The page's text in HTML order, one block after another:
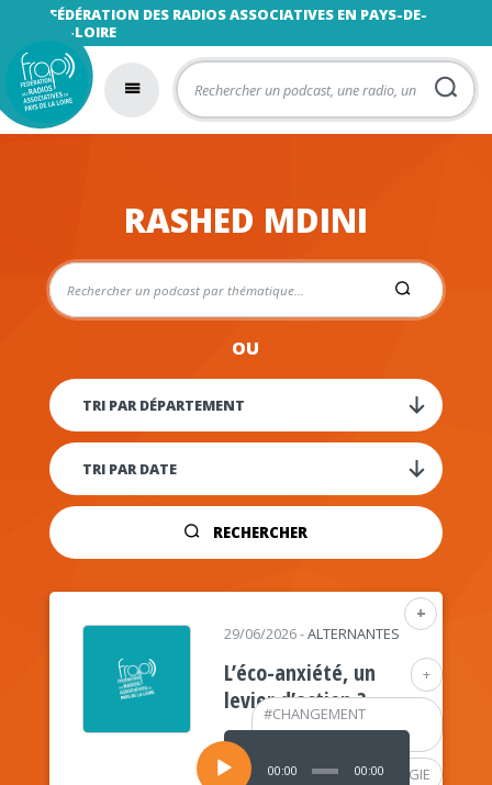
FÉDÉRATION DES RADIOS ASSOCIATIVES EN PAYS-DE-
LA-LOIRE
RASHED MDINI
OU
RECHERCHER
+
+
#CHANGEMENT
CLIMATIQUE
#PSYCHOLOGIE
29/06/2026-ALTERNANTES
L’éco-anxiété, un
levier d’action ?
Lecteur
audio
00:00 00:00